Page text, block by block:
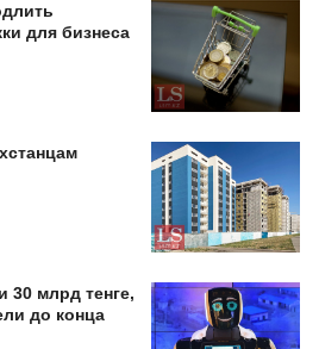
для бизнеса
30 млрд тенге,
до конца